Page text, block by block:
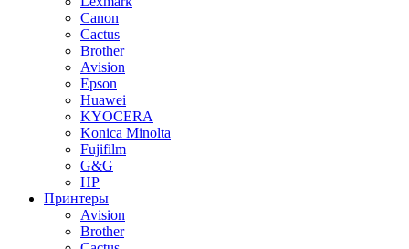
Canon
Cactus
Brother
Avision
Epson
Huawei
KYOCERA
Konica Minolta
Fujifilm
G&G
HP
Принтеры
Avision
Brother